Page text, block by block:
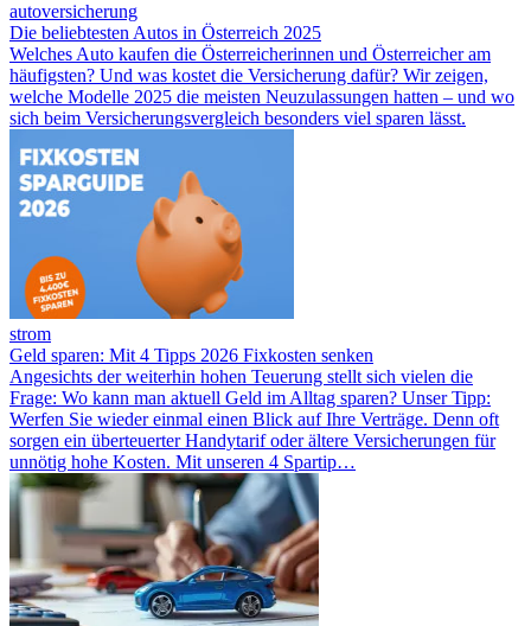
autoversicherung
Die beliebtesten Autos in Österreich 2025
Welches Auto kaufen die Österreicherinnen und Österreicher am
häufigsten? Und was kostet die Versicherung dafür? Wir zeigen,
welche Modelle 2025 die meisten Neuzulassungen hatten – und wo
sich beim Versicherungsvergleich besonders viel sparen lässt.
strom
Geld sparen: Mit 4 Tipps 2026 Fixkosten senken
Angesichts der weiterhin hohen Teuerung stellt sich vielen die
Frage: Wo kann man aktuell Geld im Alltag sparen? Unser Tipp:
Werfen Sie wieder einmal einen Blick auf Ihre Verträge. Denn oft
sorgen ein überteuerter Handytarif oder ältere Versicherungen für
unnötig hohe Kosten. Mit unseren 4 Spartip…